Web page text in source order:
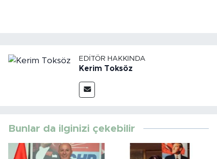
EDITÖR HAKKINDA
Kerim Toksöz
Bunlar da ilginizi çekebilir